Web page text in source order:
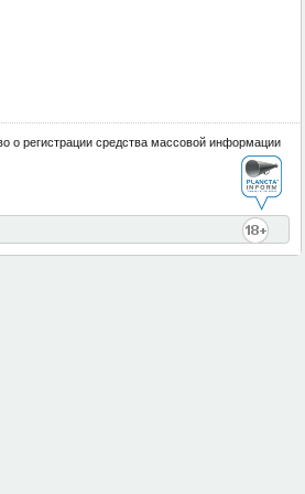
регистрации средства массовой информации